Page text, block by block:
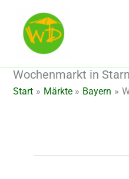
springen
Wochenmarkt in
Start Märkte Bayern